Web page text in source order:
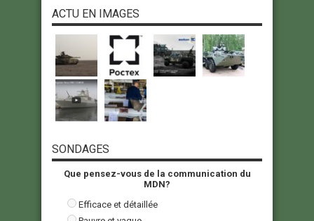
ACTU EN IMAGES
SONDAGES
Que pensez-vous de la communication du
MDN?
Efficace et détaillée